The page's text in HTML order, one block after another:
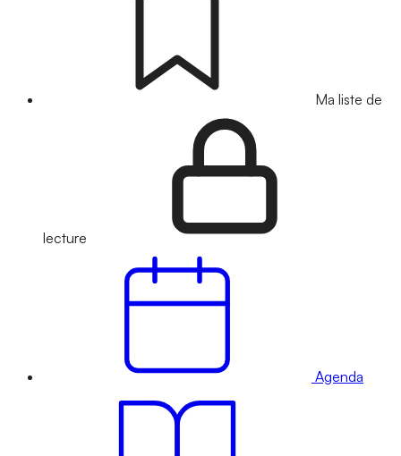
Ma liste de
lecture
Agenda